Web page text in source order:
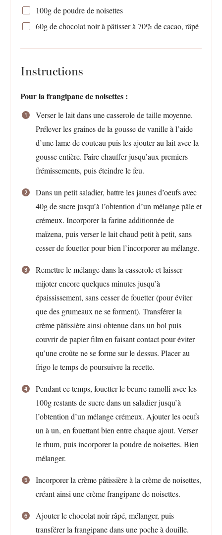
100gde poudre de noisettes
60gde chocolat noir à pâtisser à 70% de cacao, râpé
Instructions
Pour la frangipane de noisettes :
Verser le lait dans une casserole de taille moyenne.
Prélever les graines de la gousse de vanille à l’aide
d’une lame de couteau puis les ajouter au lait avec la
gousse entière. Faire chauffer jusqu’aux premiers
frémissements, puis éteindre le feu.
Dans un petit saladier, battre les jaunes d’oeufs avec
40g de sucre jusqu’à l’obtention d’un mélange pâle et
crémeux. Incorporer la farine additionnée de
maïzena, puis verser le lait chaud petit à petit, sans
cesser de fouetter pour bien l’incorporer au mélange.
Remettre le mélange dans la casserole et laisser
mijoter encore quelques minutes jusqu’à
épaississement, sans cesser de fouetter (pour éviter
que des grumeaux ne se forment). Transférer la
crème pâtissière ainsi obtenue dans un bol puis
couvrir de papier film en faisant contact pour éviter
qu’une croûte ne se forme sur le dessus. Placer au
frigo le temps de poursuivre la recette.
Pendant ce temps, fouetter le beurre ramolli avec les
100g restants de sucre dans un saladier jusqu’à
l’obtention d’un mélange crémeux. Ajouter les oeufs
un à un, en fouettant bien entre chaque ajout. Verser
le rhum, puis incorporer la poudre de noisettes. Bien
mélanger.
Incorporer la crème pâtissière à la crème de noisettes,
créant ainsi une crème frangipane de noisettes.
Ajouter le chocolat noir râpé, mélanger, puis
transférer la frangipane dans une poche à douille.